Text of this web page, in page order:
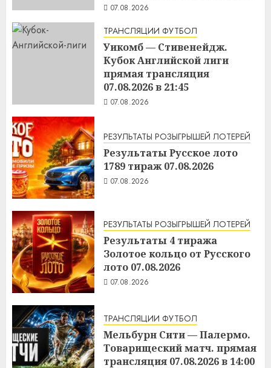
07.08.2026
ТРАНСЛЯЦИИ ФУТБОЛ
Уикомб — Стивенейдж.
Кубок Английской лиги
прямая трансляция
07.08.2026 в 21:45
07.08.2026
РЕЗУЛЬТАТЫ РОЗЫГРЫШЕЙ ЛОТЕРЕЙ
Результаты Русское лото
1789 тираж 07.08.2026
07.08.2026
РЕЗУЛЬТАТЫ РОЗЫГРЫШЕЙ ЛОТЕРЕЙ
Результаты 4 тиража
Золотое кольцо от Русского
лото 07.08.2026
07.08.2026
ТРАНСЛЯЦИИ ФУТБОЛ
Мельбурн Сити — Палермо.
Товарищеский матч. прямая
трансляция 07.08.2026 в 14:00